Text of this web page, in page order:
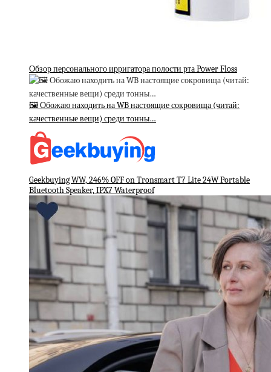
Обзор персонального ирригатора полости рта Power Floss
🖼 Обожаю находить на WB настоящие сокровища (читай:
качественные вещи) среди тонны…
Geekbuying WW, 246% OFF on Tronsmart T7 Lite 24W Portable
Bluetooth Speaker, IPX7 Waterproof